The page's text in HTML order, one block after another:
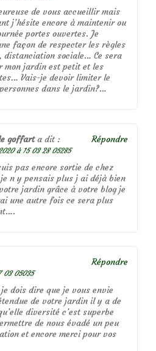
de vous accueillir mais
j’hésite encore à maintenir ou
portes ouvertes. Je
façon de respecter les règles
distanciation sociale… Ce sera
jardin est petit et les
Vais-je devoir limiter le
dans le jardin?…
goffart a dit :
à 15 03 28 05285
pas encore sortie de chez
n y pensais plus j ai déjà bien
jardin grâce à votre blog je
une autre fois ce sera plus
Répondre
03 05035
dois dire que je vous envie
de votre jardin il y a de
diversité c’est superbe
de nous évadé un peu
et encore merci pour vos
Répondre